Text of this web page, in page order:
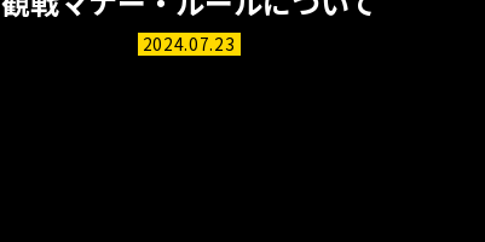
2024.07.23